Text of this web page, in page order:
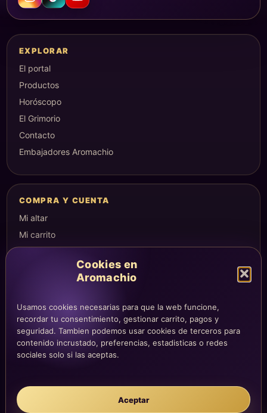
Cookies en
Aromachio
Usamos cookies necesarias para que la web funcione,
recordar tu consentimiento, gestionar carrito, pagos y
seguridad. Tambien podemos usar cookies de terceros para
contenido incrustado, preferencias, estadisticas o redes
sociales solo si las aceptas.
Aceptar
EXPLORAR
El portal
Productos
Horóscopo
El Grimorio
Contacto
Embajadores Aromachio
COMPRA Y CUENTA
Mi altar
Mi carrito
Condiciones de compra
Envíos y devoluciones
LEGAL
Aviso legal
Cookies
La atención, dirección y correos quedan centralizados en la página
Contacto.